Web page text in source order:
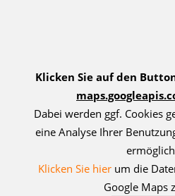
Klicken Sie auf den
Dabei werden ggf. Cookies
eine Analyse Ihrer
Klicken Sie hierum die
Google Maps